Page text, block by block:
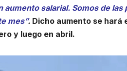
aumento salarial. Somos de
mes”. Dicho aumento se hará
y luego en abril.